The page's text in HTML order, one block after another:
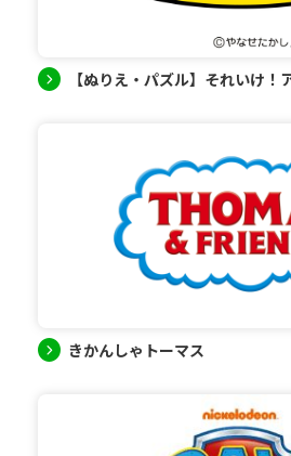
【ぬりえ・パズル】それいけ！
きかんしゃトーマス